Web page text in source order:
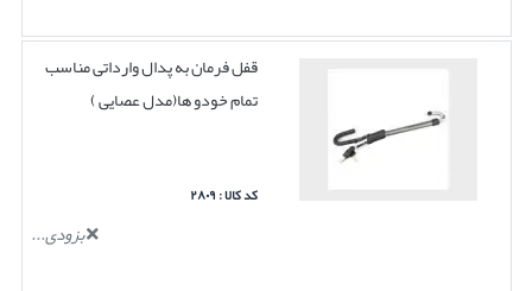
قفل فرمان به پدال وارداتی مناسب
تمام خودو ها(مدل عصایی )
کد کالا : ۲۸۰۹
بزودی...